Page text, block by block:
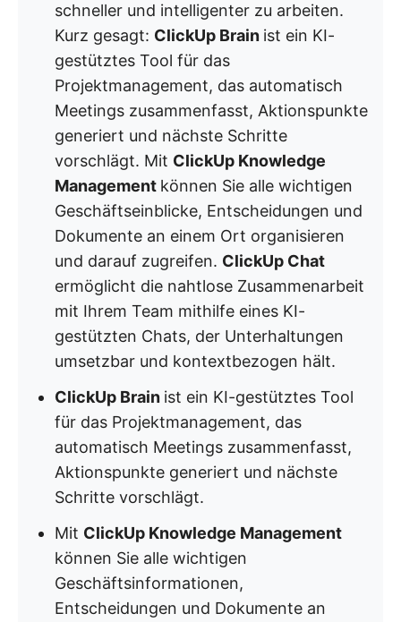
schneller und intelligenter zu arbeiten.
Kurz gesagt: ClickUp Brain ist ein KI-
gestütztes Tool für das
Projektmanagement, das automatisch
Meetings zusammenfasst, Aktionspunkte
generiert und nächste Schritte
vorschlägt. Mit ClickUp Knowledge
Management können Sie alle wichtigen
Geschäftseinblicke, Entscheidungen und
Dokumente an einem Ort organisieren
und darauf zugreifen. ClickUp Chat
ermöglicht die nahtlose Zusammenarbeit
mit Ihrem Team mithilfe eines KI-
gestützten Chats, der Unterhaltungen
umsetzbar und kontextbezogen hält.
ClickUp Brain ist ein KI-gestütztes Tool
für das Projektmanagement, das
automatisch Meetings zusammenfasst,
Aktionspunkte generiert und nächste
Schritte vorschlägt.
Mit ClickUp Knowledge Management
können Sie alle wichtigen
Geschäftsinformationen,
Entscheidungen und Dokumente an